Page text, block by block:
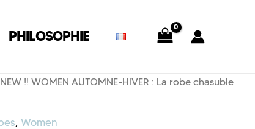
PHILOSOPHIE
!! WOMEN AUTOMNE-HIVER : La robe chasuble
, Women